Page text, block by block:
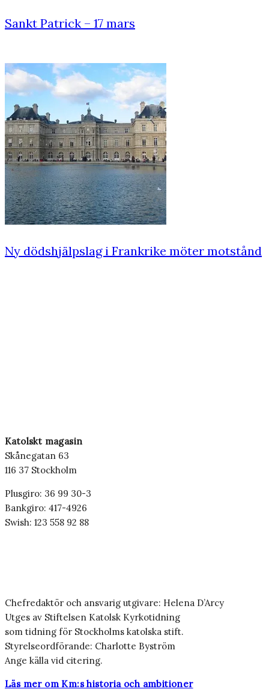
Sankt Patrick – 17 mars
Ny dödshjälpslag i Frankrike möter motstånd
Katolskt magasin
Skånegatan 63
116 37 Stockholm
Plusgiro: 36 99 30-3
Bankgiro: 417-4926
Swish: 123 558 92 88
Chefredaktör och ansvarig utgivare: Helena D’Arcy
Utges av Stiftelsen Katolsk Kyrkotidning
som tidning för Stockholms katolska stift.
Styrelseordförande: Charlotte Byström
Ange källa vid citering.
Läs mer om Km:s historia och ambitioner